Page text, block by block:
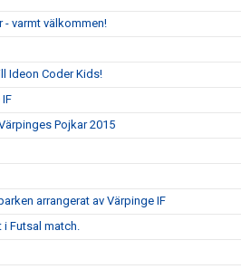
varmt välkommen!
Ideon Coder Kids!
Pojkar 2015
arrangerat av Värpinge IF
i Futsal match.